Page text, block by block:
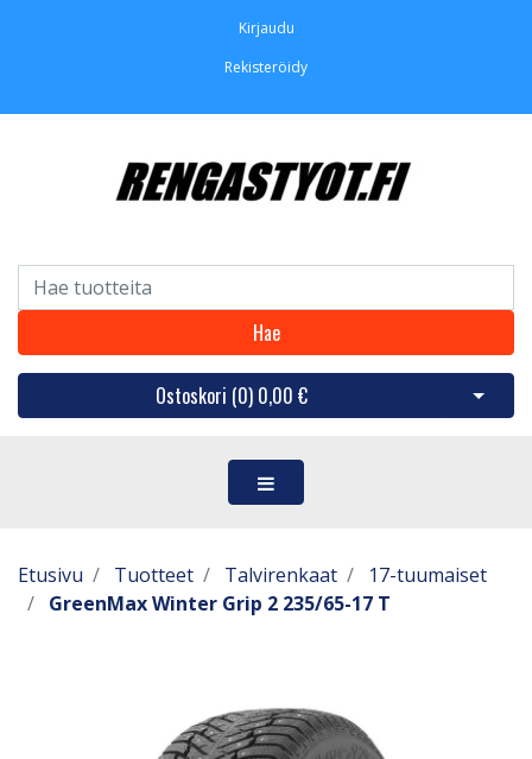
Kirjaudu
Rekisteröidy
Hae
Ostoskori (0) 0,00 € Avaa
Etusivu Tuotteet Talvirenkaat
17-tuumaiset
GreenMax Winter Grip 2 235/65-17 T